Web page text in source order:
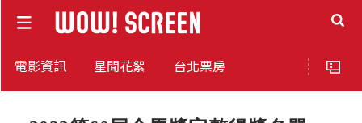
電影資訊 星聞花絮 台北票房